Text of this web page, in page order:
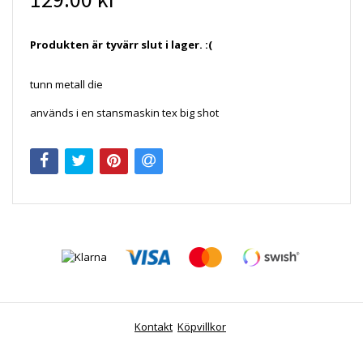
Produkten är tyvärr slut i lager. :(
tunn metall die
används i en stansmaskin tex big shot
Kontakt Köpvillkor